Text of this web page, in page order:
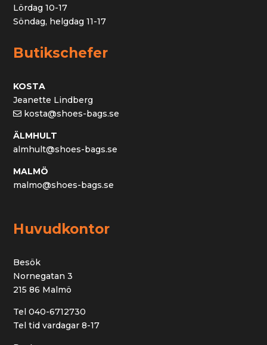
Lördag 10-17
Söndag, helgdag 11-17
Butikschefer
KOSTA
Jeanette Lindberg
kosta@shoes-bags.se
ÄLMHULT
almhult@shoes-bags.se
MALMÖ
malmo@shoes-bags.se
Huvudkontor
Besök
Nornegatan 3
215 86 Malmö
Tel 040-6712730
Tel tid vardagar 8-17